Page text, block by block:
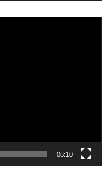
06:10